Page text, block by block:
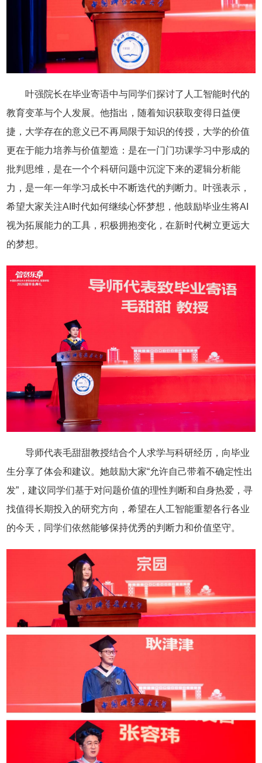
叶强院长在毕业寄语中与同学们探讨了人工智能时代的
教育变革与个人发展。他指出，随着知识获取变得日益便
捷，大学存在的意义已不再局限于知识的传授，大学的价值
更在于能力培养与价值塑造：是在一门门功课学习中形成的
批判思维，是在一个个科研问题中沉淀下来的逻辑分析能
力，是一年一年学习成长中不断迭代的判断力。叶强表示，
希望大家关注AI时代如何继续心怀梦想，他鼓励毕业生将AI
视为拓展能力的工具，积极拥抱变化，在新时代树立更远大
的梦想。
导师代表毛甜甜教授结合个人求学与科研经历，向毕业
生分享了体会和建议。她鼓励大家“允许自己带着不确定性出
发”，建议同学们基于对问题价值的理性判断和自身热爱，寻
找值得长期投入的研究方向，希望在人工智能重塑各行各业
的今天，同学们依然能够保持优秀的判断力和价值坚守。